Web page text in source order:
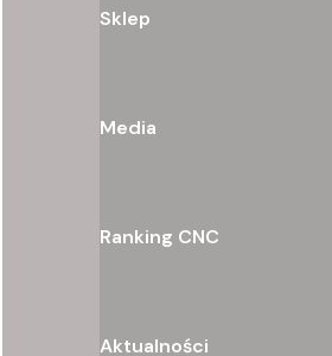
Sklep
Media
Ranking CNC
Aktualności